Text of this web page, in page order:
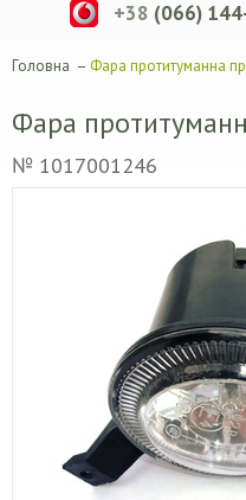
+38 (066)
Головна – Фара протитуманна
Фара
№ 1017001246